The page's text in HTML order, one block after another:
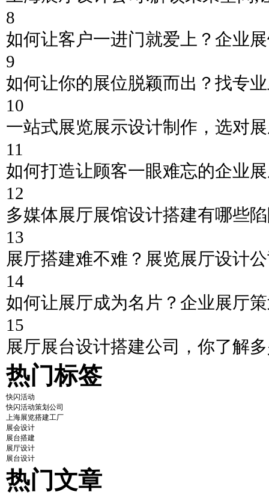
8
如何让客户一进门就爱上？企业
9
如何让你的展位脱颖而出？找专
10
一站式展览展示设计制作，选对
11
如何打造让顾客一眼难忘的企业
12
多媒体展厅展馆设计搭建有哪些
13
展厅搭建难不难？展览展厅设计
14
如何让展厅成为名片？企业展厅
15
展厅展台设计搭建公司，你了解
热门标签
快闪活动
快闪活动策划公司
上海展览搭建工厂
展会设计
展台搭建
展厅设计
展台设计
热门文章